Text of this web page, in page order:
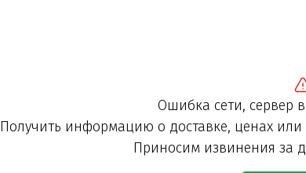
Ошибка сети, сервер
Получить информацию о доставке, ценах или
Приносим извинения за